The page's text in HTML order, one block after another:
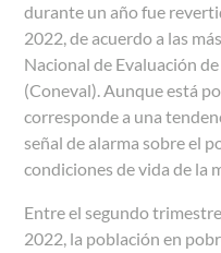
durante un año fue
2022, de acuerdo a las
Nacional de Evaluación
(Coneval). Aunque está
corresponde a una
señal de alarma sobre el
condiciones de vida de la
Entre el segundo
2022, la población en